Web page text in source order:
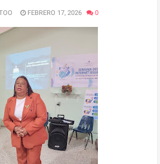
FEBRERO 17, 2026 0